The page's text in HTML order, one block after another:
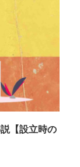
【設立時の